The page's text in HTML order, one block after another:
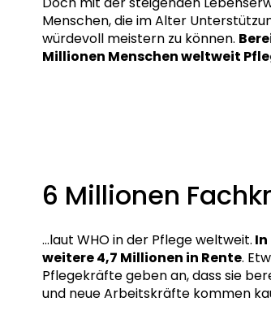
Menschen, die im Alter
würdevoll meistern zu können.
Millionen Menschen weltweit
6 Millionen
...laut WHO in der Pflege weltweit.
weitere 4,7 Millionen in Rente.
Pflegekräfte geben an, dass sie
und neue Arbeitskräfte kommen